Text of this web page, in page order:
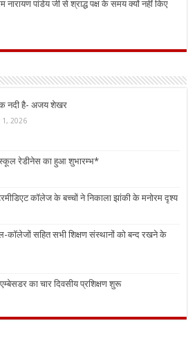
नारायण पांडेय जी से श्राद्ध पक्ष के समय क्यों नहीं किए
नदी है- अजय शेखर
1, 2026
रेडीनेस का हुआ शुभारम्भ*
कॉलेज के बच्चों ने निकाला झांकी के मनोरम दृश्य
कॉलेजों सहित सभी शिक्षण संस्थानों को बन्द रखने के
का चार दिवसीय प्रशिक्षण शुरू